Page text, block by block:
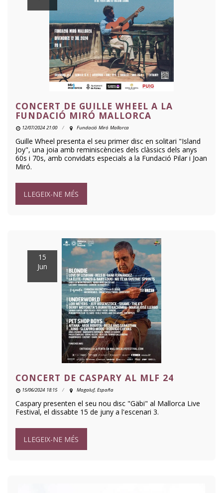
CONCERT DE GUILLE WHEEL A LA
FUNDACIÓ MIRÓ MALLORCA
12/07/2024 21:00 Fundació Miró Mallorca
Guille Wheel presenta el seu primer disc en solitari "Island
Joy", una joia amb reminiscències dels clàssics dels anys
60s i 70s, amb convidats especials a la Fundació Pilar i Joan
Miró.
LLEGEIX-NE MÉS
15
Jun
CONCERT DE CASPARY AL MLF 24
15/06/2024 18:15 Magaluf, España
Caspary presenten el seu nou disc "Gäbi" al Mallorca Live
Festival, el dissabte 15 de juny a l'escenari 3.
LLEGEIX-NE MÉS